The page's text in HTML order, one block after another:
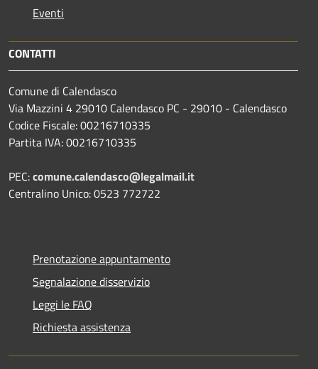
Eventi
CONTATTI
Comune di Calendasco
Via Mazzini 4 29010 Calendasco PC - 29010 - Calendasco
Codice Fiscale: 00216710335
Partita IVA: 00216710335
PEC:comune.calendasco@legalmail.it
Centralino Unico: 0523 772722
Prenotazione appuntamento
Segnalazione disservizio
Leggi le FAQ
Richiesta assistenza